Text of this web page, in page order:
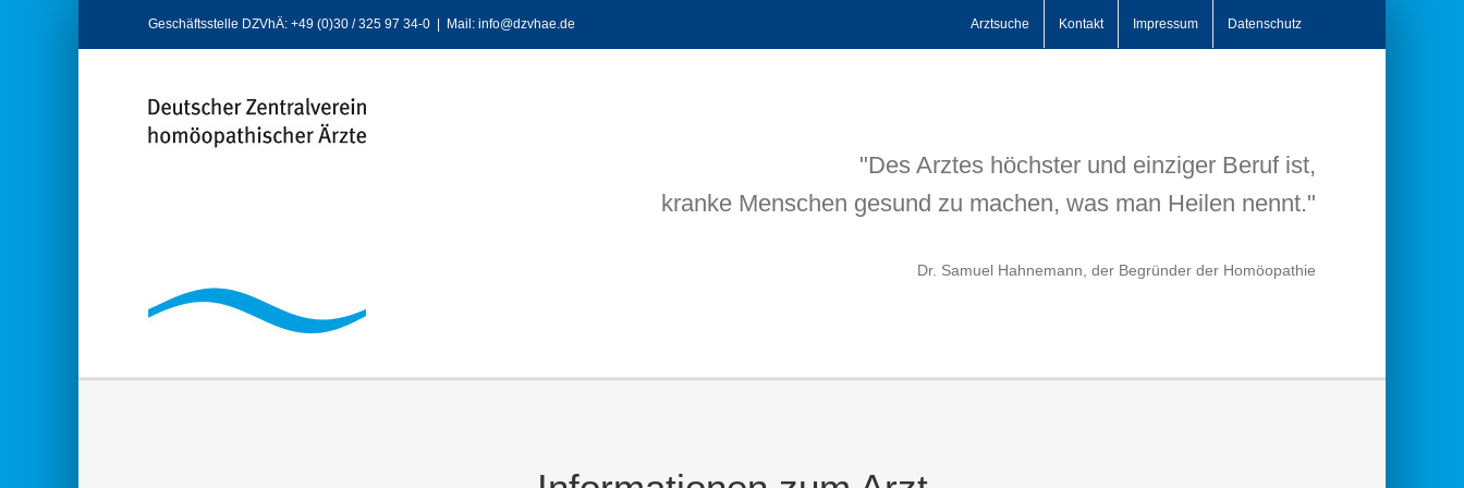
Geschäftsstelle DZVhÄ: +49 (0)30 / 325 97 34-0 Mail: info@dzvhae.de Arztsuche Kontakt Impressum Datenschutz
"Des Arztes höchster und einziger Beruf ist,
kranke Menschen gesund zu machen, was man Heilen nennt."
Dr. Samuel Hahnemann, der Begründer der Homöopathie